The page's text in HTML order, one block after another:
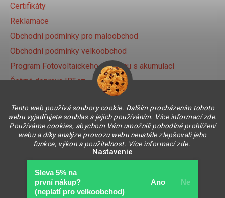
Tento web používá soubory cookie. Dalším procházením tohoto
webu vyjadřujete souhlas s jejich používáním. Více informacízde.
Používáme cookies, abychom Vám umožnili pohodlné prohlížení
webu a díky analýze provozu webu neustále zlepšovali jeho
funkce, výkon a použitelnost. Více informacízde.
Nastavenie
Odmietnuť
Certifikáty
Reklamace
Obchodní podmínky pro maloobchod
Obchodní podmínky velkoobchod
Program Fotovoltaickeho systému s akumulací
Šetrná doprava IRT.cz
Prihlásenie affiliate partnera
Instagram
Copyright 2026IR THERMIC s.r.o. | IRT
Sleva 5% na
první nákup? ​
(neplatí pro velkoobchod)​
Ano Ne